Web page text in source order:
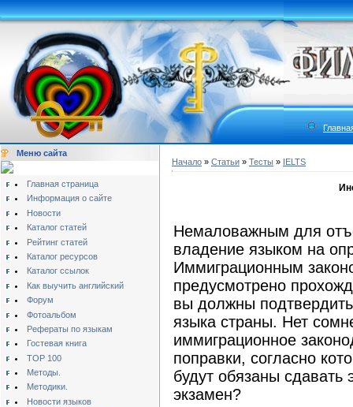
Меню сайта
Главная страница
Информация о сайте
Новости
Каталог статей
Рейтинг статей
Каталог ресурсов
Каталог ссылок
Как выучить английский
Форум
Фотоальбом
Рефераты по языкам
Гостевая книга
TOP 100
Методы.
Методики.
Новости языков
Начало » Статьи » Тесты » IELTS
Немаловажным для
владение языком на
Иммиграционным
предусмотрено
вы должны
языка страны. Нет
иммиграционное
поправки, согласно
будут обязаны сдавать
экзамен?